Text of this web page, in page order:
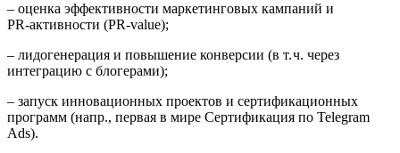
– оценка эффективности маркетинговых кампаний и
PR‑активности (PR‑value);
– лидогенерация и повышение конверсии (в т. ч. через
интеграцию с блогерами);
– запуск инновационных проектов и сертификационных
программ (напр., первая в мире Сертификация по Telegram
Ads).